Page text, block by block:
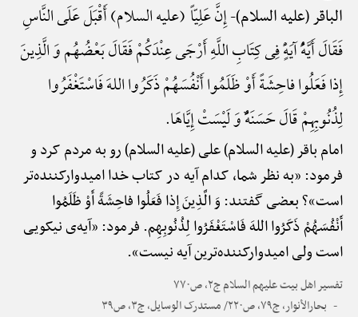
الباقر (علیه السلام)-إِنَّ عَلِیّاً (علیه السلام) أَقْبَلَ عَلَی النَّاسِ
فَقَالَ أَیَّهًُْ آیَهًٍْ فِی کِتَابِ اللَّهِ أَرْجَی عِنْدَکُمْ فَقَالَ بَعْضُهُم وَ الَّذِینَ
إِذا فَعَلُوا فاحِشَةً أَوْ ظَلَمُوا أَنْفُسَهُمْ ذَکَرُوا اللهَ فَاسْتَغْفَرُوا
لِذُنُوبِهِمْ قَالَ حَسَنَهًٌْ وَ لَیْسَتْ إِیَّاهَا.
امام باقر (علیه السلام) علی (علیه السلام) رو به مردم کرد و
فرمود: «به نظر شما، کدام آیه در کتاب خدا امیدوارکننده‌تر
است»؟ بعضی گفتند: وَ الَّذِینَ إِذا فَعَلُوا فاحِشَةً أَوْ ظَلَمُوا
أَنْفُسَهُمْ ذَکَرُوا اللهَ فَاسْتَغْفَرُوا لِذُنُوبِهِم. فرمود: «آیه‌ی نیکویی
است ولی امیدوارکننده‌ترین آیه نیست».
تفسیر اهل بیت علیهم السلام ج۲، ص۷۷۰
بحارالأنوار، ج۷۹، ص۲۲۰/ مستدرک الوسایل، ج۳، ص۳۹